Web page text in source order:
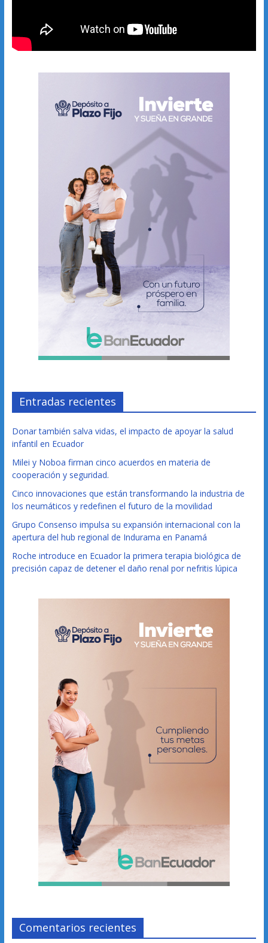
Entradas recientes
Donar también salva vidas, el impacto de apoyar la salud
infantil en Ecuador
Milei y Noboa firman cinco acuerdos en materia de
cooperación y seguridad.
Cinco innovaciones que están transformando la industria de
los neumáticos y redefinen el futuro de la movilidad
Grupo Consenso impulsa su expansión internacional con la
apertura del hub regional de Indurama en Panamá
Roche introduce en Ecuador la primera terapia biológica de
precisión capaz de detener el daño renal por nefritis lúpica
Comentarios recientes